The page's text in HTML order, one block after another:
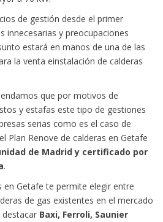
de gestión desde el primer
innecesarias y preocupaciones
estará en manos de una de las
la venta einstalación de calderas
que por motivos de
y estafas este tipo de gestiones
serias como es el caso de
Plan Renove de calderas en Getafe
de Madrid y certificado por
.
en Getafe te permite elegir entre
de gas existentes en el mercado
Baxi, Ferroli, Saunier